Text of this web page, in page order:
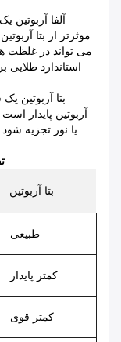
آلفا
موثرتر از بتا
می تواند در غلظت
استاندارد
بتا آربوتین
آربوتین پایدار
یا نور تجزیه
بتا آربوتین
طبیعی
کمتر پایدار
کمتر قوی